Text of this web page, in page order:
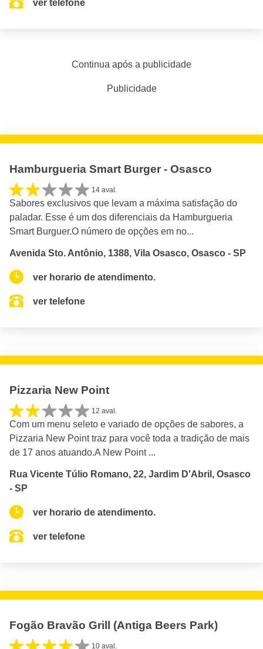
ver telefone
Continua após a publicidade
Publicidade
Hamburgueria Smart Burger - Osasco
14 aval.
Sabores exclusivos que levam a máxima satisfação do
paladar. Esse é um dos diferenciais da Hamburgueria
Smart Burguer.O número de opções em no...
Avenida Sto. Antônio, 1388, Vila Osasco, Osasco - SP
ver horario de atendimento.
ver telefone
Pizzaria New Point
12 aval.
Com um menu seleto e variado de opções de sabores, a
Pizzaria New Point traz para você toda a tradição de mais
de 17 anos atuando.A New Point ...
Rua Vicente Túlio Romano, 22, Jardim D'Abril, Osasco
- SP
ver horario de atendimento.
ver telefone
Fogão Bravão Grill (Antiga Beers Park)
10 aval.